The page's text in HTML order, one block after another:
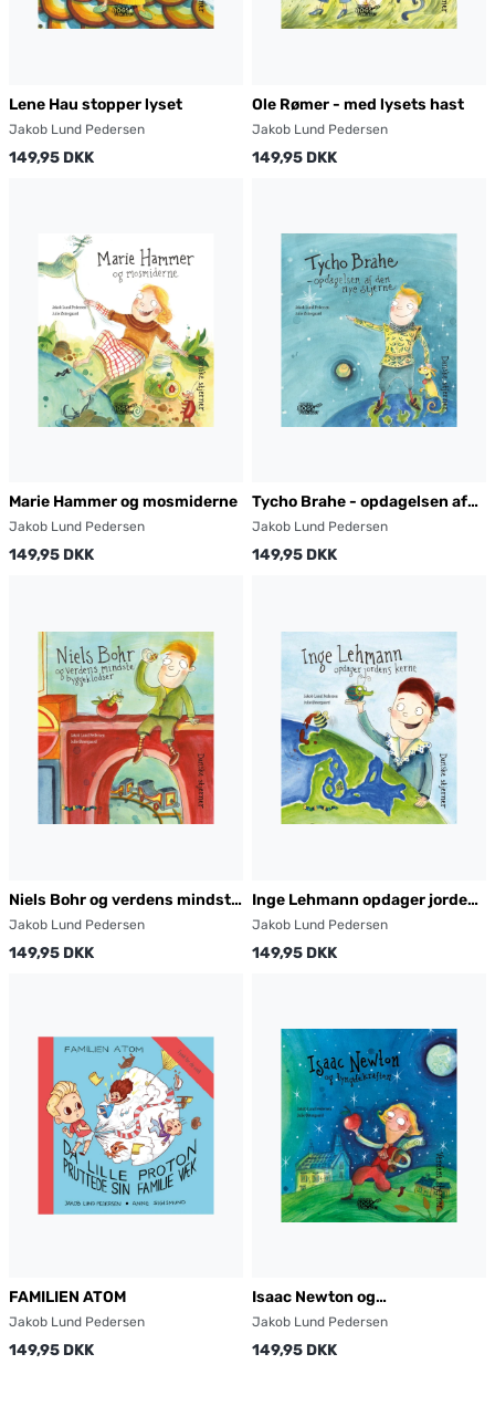
Lene Hau stopper lyset
Jakob Lund Pedersen
149,95 DKK
Ole Rømer - med lysets hast
Jakob Lund Pedersen
149,95 DKK
Marie Hammer og mosmiderne
Jakob Lund Pedersen
149,95 DKK
Tycho Brahe - opdagelsen af
den nye stjerne
Jakob Lund Pedersen
149,95 DKK
Niels Bohr og verdens mindste
byggeklodser
Jakob Lund Pedersen
149,95 DKK
Inge Lehmann opdager jordens
kerne
Jakob Lund Pedersen
149,95 DKK
FAMILIEN ATOM
Jakob Lund Pedersen
149,95 DKK
Isaac Newton og
tyngdekraften
Jakob Lund Pedersen
149,95 DKK